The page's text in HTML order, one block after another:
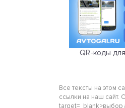
QR-коды
Все тексты на этом
ссылки на наш сайт.
target=_blank>выбор